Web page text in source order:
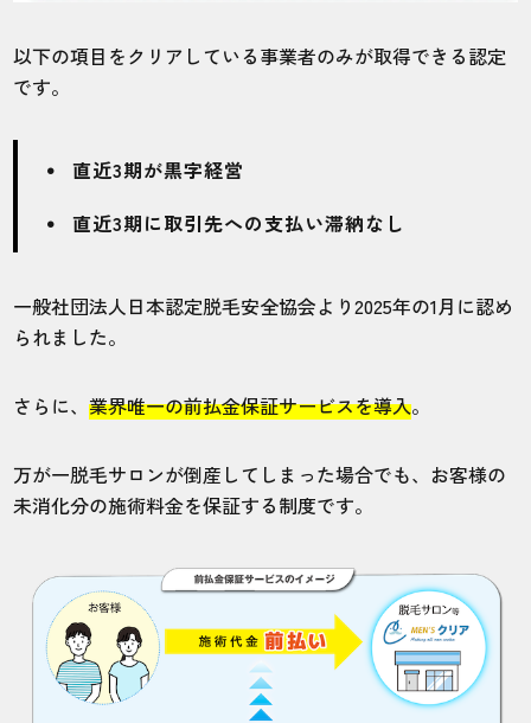
以下の項目をクリアしている事業者のみが取得できる認定
です。
直近3期が黒字経営
直近3期に取引先への支払い滞納なし
一般社団法人日本認定脱毛安全協会より2025年の1月に認め
られました。
さらに、業界唯一の前払金保証サービスを導入。
万が一脱毛サロンが倒産してしまった場合でも、お客様の
未消化分の施術料金を保証する制度です。